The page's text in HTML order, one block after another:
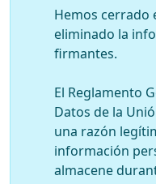
Hemos cerrado
eliminado la
firmantes.
El Reglamento
Datos de la
una razón
información
almacene